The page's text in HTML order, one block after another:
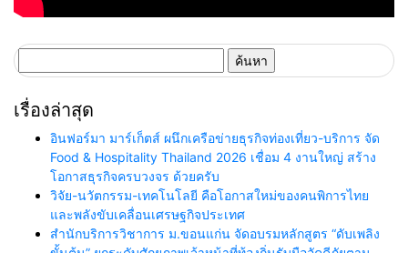
สำหรับ:
เรื่องล่าสุด
อินฟอร์มา มาร์เก็ตส์ ผนึกเครือข่ายธุรกิจท่องเที่ยว-บริการ จัด
Food & Hospitality Thailand 2026 เชื่อม 4 งานใหญ่ สร้าง
โอกาสธุรกิจครบวงจร ด้วยครับ
วิจัย-นวัตกรรม-เทคโนโลยี คือโอกาสใหม่ของคนพิการไทย
และพลังขับเคลื่อนเศรษฐกิจประเทศ
สำนักบริการวิชาการ ม.ขอนแก่น จัดอบรมหลักสูตร “ดับเพลิง